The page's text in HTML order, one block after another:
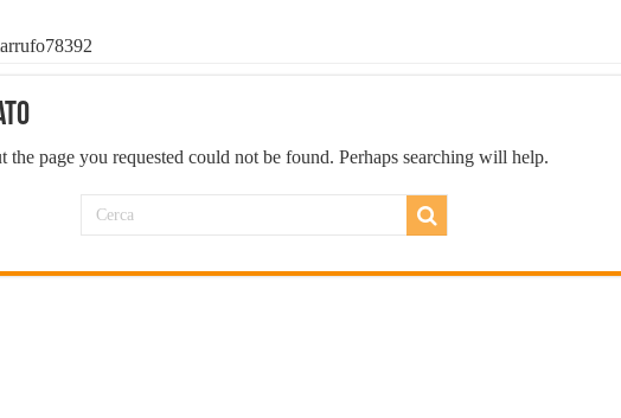
the page you requested could not be found. Perhaps searching will help.